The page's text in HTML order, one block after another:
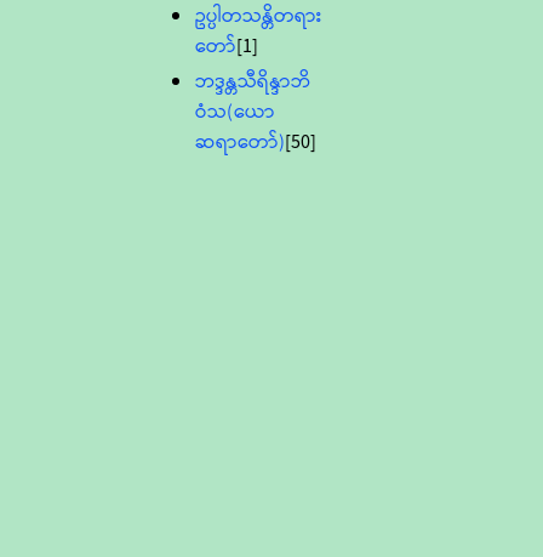
ဥပ္ပါတသန္တိတရား
တော်[1]
ဘဒ္ဒန္တသီရိန္ဒာဘိ
ဝံသ(ယော
ဆရာတော်)[50]